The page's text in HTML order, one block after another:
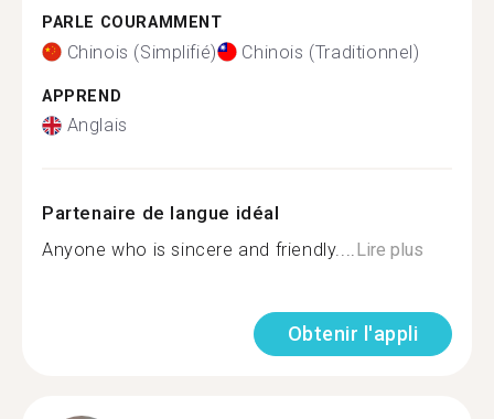
PARLE COURAMMENT
Chinois (Simplifié) Chinois (Traditionnel)
APPREND
Anglais
Partenaire de langue idéal
Anyone who is sincere and friendly....Lire plus
Obtenir l'appli